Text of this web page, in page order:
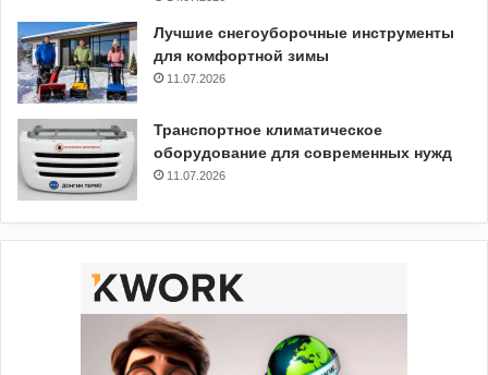
Лучшие снегоуборочные инструменты
для комфортной зимы
11.07.2026
Транспортное климатическое
оборудование для современных нужд
11.07.2026